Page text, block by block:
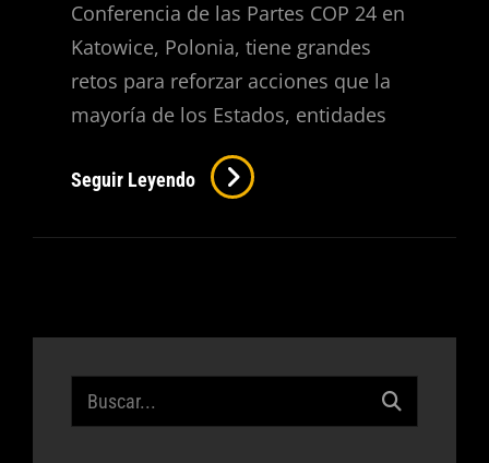
Conferencia de las Partes COP 24 en
Katowice, Polonia, tiene grandes
retos para reforzar acciones que la
mayoría de los Estados, entidades
Seguir Leyendo
Mundo
De
Hoy
Buscar: